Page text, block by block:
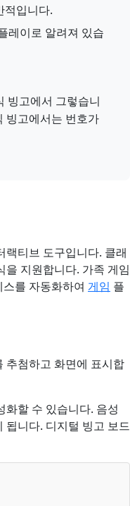
적입니다.
레이로 알려져 있습
빙고에서 그렇습니
빙고에서는 번호가
랙티브 도구입니다. 클래
지원합니다. 가족 게임
를 자동화하여 게임 플
추첨하고 화면에 표시합
할 수 있습니다. 음성
됩니다. 디지털 빙고 보드